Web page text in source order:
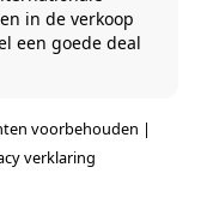
in de verkoop
een goede deal
voorbehouden |
verklaring